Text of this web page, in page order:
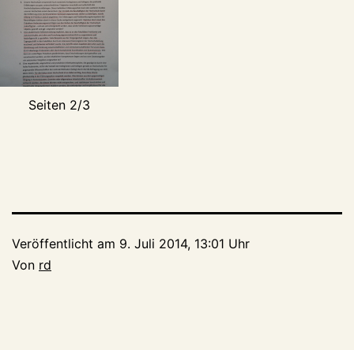
Seiten 2/3
Veröffentlicht am 9. Juli 2014, 13:01 Uhr
Von rd